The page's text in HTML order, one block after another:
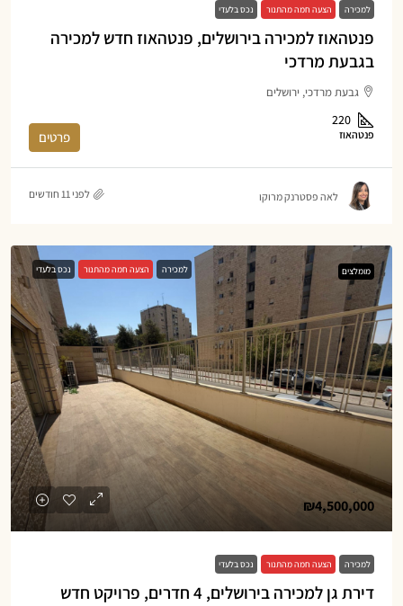
למכירה הצעה חמה מהתנור נכס בלעדי
פנטהאוז למכירה בירושלים, פנטהאוז חדש למכירה
בגבעת מרדכי
גבעת מרדכי, ירושלים
220
פנטהאוז פרטים
לאה פסטרנק מרוקו לפני 11 חודשים
מומלצים למכירה הצעה חמה מהתנור נכס בלעדי
₪4,500,000
למכירה הצעה חמה מהתנור נכס בלעדי
דירת גן למכירה בירושלים, 4 חדרים, פרויקט חדש